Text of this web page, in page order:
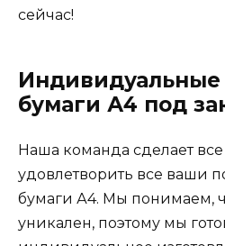
сейчас!
Индивидуальные
бумаги А4 под
Наша команда сделает
удовлетворить все ваши
бумаги А4. Мы понимаем,
уникален, поэтому мы